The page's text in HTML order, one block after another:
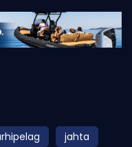
jahta